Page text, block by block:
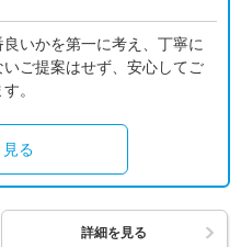
いかを第一に考え、丁寧に
ご提案はせず、安心してご
。
見る
詳細を見る